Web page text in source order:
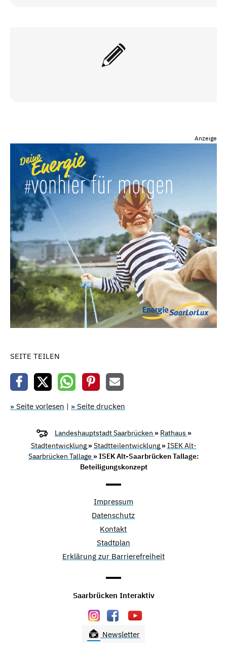
Anzeige
SEITE TEILEN
» Seite vorlesen | » Seite drucken
Landeshauptstadt Saarbrücken » Rathaus »
Stadtentwicklung »Stadtteilentwicklung »ISEK Alt-
Saarbrücken Tallage » ISEK Alt-Saarbrücken Tallage:
Beteiligungskonzept
Impressum
Datenschutz
Kontakt
Stadtplan
Erklärung zur Barrierefreiheit
Saarbrücken Interaktiv
Newsletter